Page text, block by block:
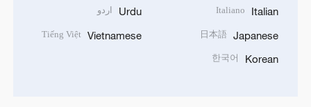
Italian
Italiano
Japanese
日本語
Korean
한국어
Urdu اردو
Vietnamese
Tiếng Việt